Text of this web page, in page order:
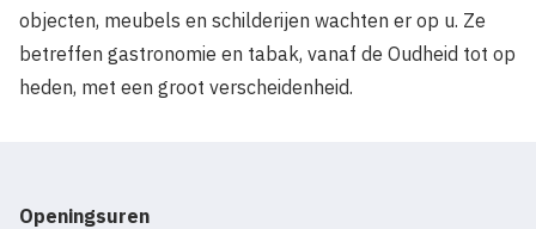
objecten, meubels en schilderijen wachten er op u. Ze
betreffen gastronomie en tabak, vanaf de Oudheid tot op
heden, met een groot verscheidenheid.
Openingsuren